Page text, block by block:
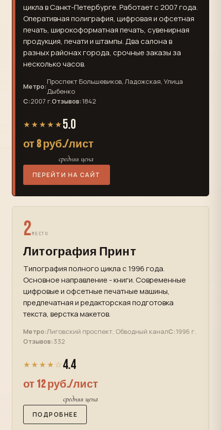
цикла в Санкт-Петербурге. Работает с 2007 года.
Оперативная полиграфия, цифровая и офсетная
печать, широкоформатная печать, сувенирная
продукция, печати и штампы. Два салона в
разных районах города, срочные заказы за
несколько часов.
Метро:
Проспект Большевиков, Ладожская, Улица
Дыбенко
С:2007 г.Отзывов:1842
★★★★★ 5.0
от 8 руб./лист
средняя цена
ПЕРЕЙТИ НА САЙТ
2МЕСТО
Литография Принт
Типография полного цикла с 1996 года.
Основное направление - книги. Современные
цифровые и офсетные печатные машины,
предпечатная и редакторская подготовка
текста, верстка макетов.
Метро:Лиговский проспект, Обводный каналС:1996 г.
Отзывов:332
★★★★☆ 4.4
от 12 руб./лист
средняя цена
ПОДРОБНЕЕ